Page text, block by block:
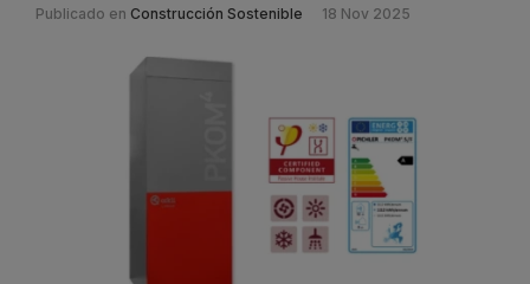
Publicado en Construcción Sostenible 18 Nov 2025